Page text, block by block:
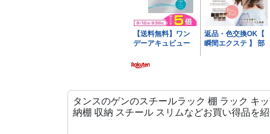
タンスのゲンのスチールラック 棚 ラック キ
納棚 収納 スチール スリムなどお買い得品を